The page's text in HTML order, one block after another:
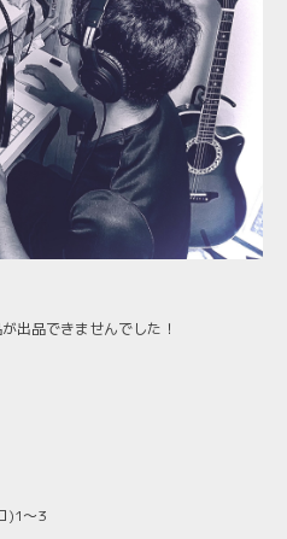
出品できませんでした！
)1〜3